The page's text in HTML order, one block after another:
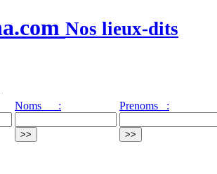
Nos lieux-dits
Noms : Prenoms :